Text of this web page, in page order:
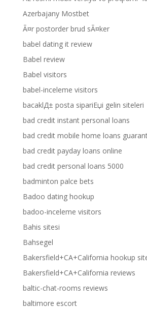
Azerbajany Mostbet
Ã¤r postorder brud sÃ¤ker
babel dating it review
Babel review
Babel visitors
babel-inceleme visitors
bacaklД± posta sipariЕџi gelin siteleri
bad credit instant personal loans
bad credit mobile home loans
bad credit payday loans online
bad credit personal loans 5000
badminton palce bets
Badoo dating hookup
badoo-inceleme visitors
Bahis sitesi
Bahsegel
Bakersfield+CA+California hookup
Bakersfield+CA+California reviews
baltic-chat-rooms reviews
baltimore escort